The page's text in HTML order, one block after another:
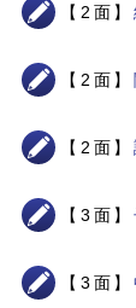
【2面】
【2面】
【2面】
【3面】
【3面】